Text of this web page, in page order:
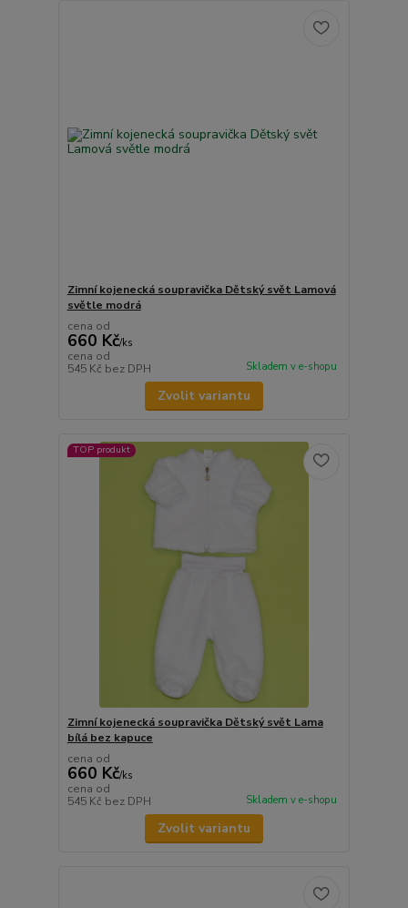
Zimní kojenecká soupravička Dětský svět Lamová
světle modrá
cena od
660 Kč/ks
cena od
545 Kč bez DPH Skladem v e-shopu
Zvolit variantu
TOP produkt
Zimní kojenecká soupravička Dětský svět Lama
bílá bez kapuce
cena od
660 Kč/ks
cena od
545 Kč bez DPH Skladem v e-shopu
Zvolit variantu